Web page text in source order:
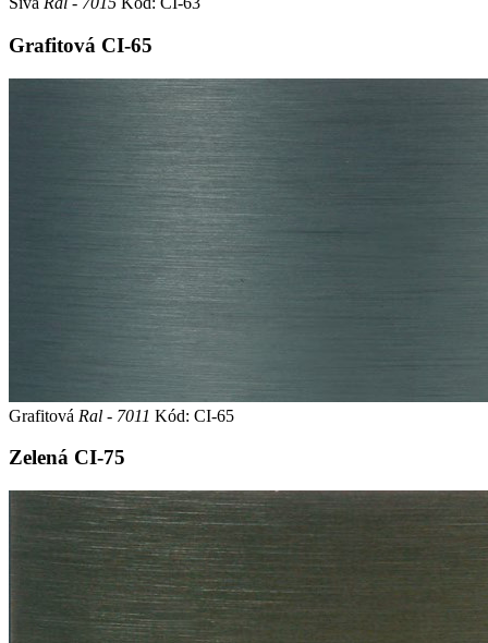
Grafitová CI-65
Grafitová Ral - 7011 Kód: CI-65
Zelená CI-75